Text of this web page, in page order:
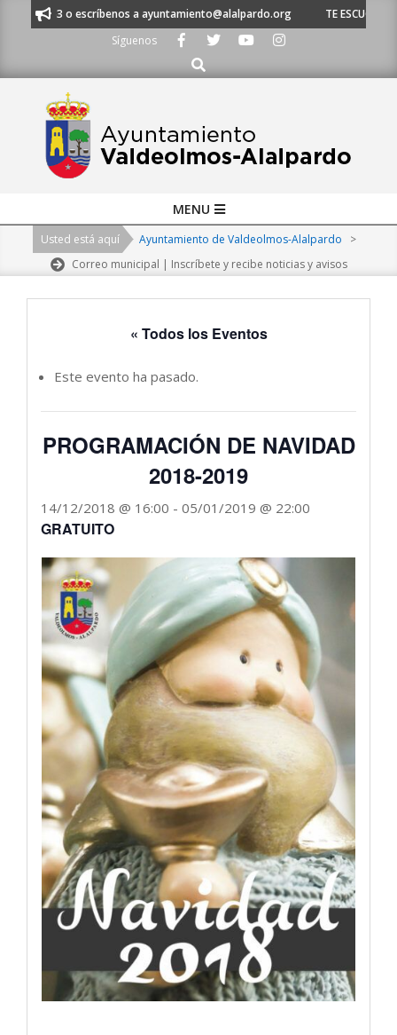
620 21 53 o escríbenos a ayuntamiento@alalpardo.org
TE
Síguenos
Buscar
Navigation
MENU
Usted está aquí Ayuntamiento de Valdeolmos-Alalpardo
>
Correo municipal | Inscríbete y recibe noticias y avisos
« Todos los Eventos
Este evento ha pasado.
PROGRAMACIÓN DE NAVIDAD
2018-2019
14/12/2018 @ 16:00 - 05/01/2019 @ 22:00
GRATUITO